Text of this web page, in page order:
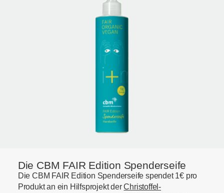
Die CBM FAIR Edition Spenderseife
Die CBM FAIR Edition Spenderseife spendet 1€ pro
Produkt an ein Hilfsprojekt derChristoffel-